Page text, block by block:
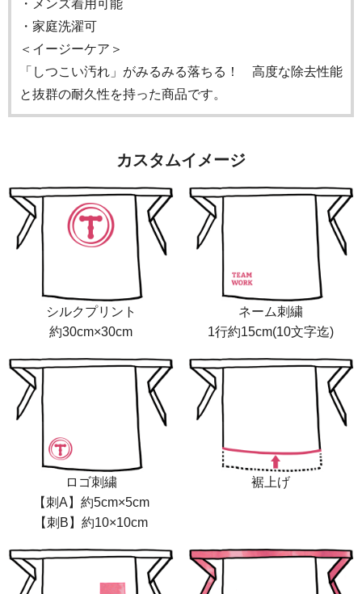
・メンズ着用可能
・家庭洗濯可
＜イージーケア＞
「しつこい汚れ」がみるみる落ちる！ 高度な除去性能
と抜群の耐久性を持った商品です。
カスタムイメージ
シルクプリント
約30cm×30cm
ネーム刺繍
1行約15cm(10文字迄)
ロゴ刺繍
【刺A】約5cm×5cm
【刺B】約10×10cm
裾上げ